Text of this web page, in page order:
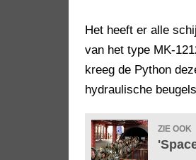
Het heeft er alle
van het type MK-
kreeg de Python
hydraulische
ZIE OOK